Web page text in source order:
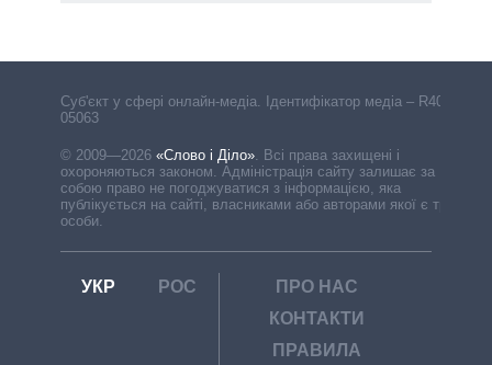
Cуб'єкт у сфері онлайн-медіа. Ідентифікатор медіа – R40-
05063
© 2009—2026 «Слово і Діло». Всі права захищені і
охороняються законом. Адміністрація сайту залишає за
собою право не погоджуватися з інформацією, яка
публікується на сайті, власниками або авторами якої є треті
особи.
УКР РОС
ПРО НАС
КОНТАКТИ
ПРАВИЛА